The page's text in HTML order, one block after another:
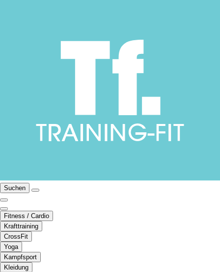
Suchen
Fitness / Cardio
Krafttraining
CrossFit
Yoga
Kampfsport
Kleidung